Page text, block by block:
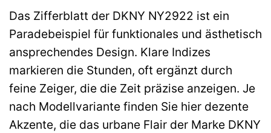
Das Zifferblatt der DKNY NY2922 ist ein
Paradebeispiel für funktionales und ästhetisch
ansprechendes Design. Klare Indizes
markieren die Stunden, oft ergänzt durch
feine Zeiger, die die Zeit präzise anzeigen. Je
nach Modellvariante finden Sie hier dezente
Akzente, die das urbane Flair der Marke DKNY